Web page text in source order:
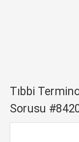
Tıbbi
Sorusu